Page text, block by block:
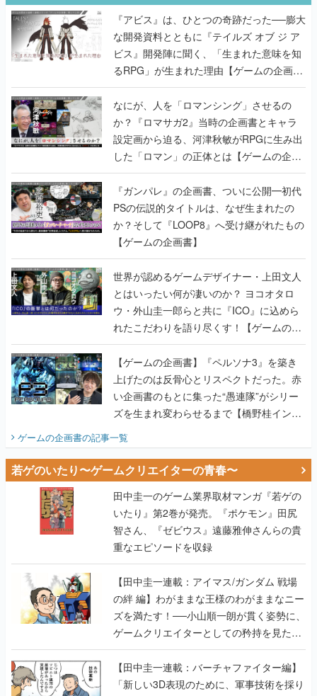
『アビス』は、ひとつの奇跡だった──膨大
な開発資料とともに『テイルズ オブ ジ ア
ビス』開発陣に聞く、「生まれた意味を知
るRPG」が生まれた理由【ゲームの企画
書】
なにが、人を「ロマンシング」させるの
か？『ロマサガ2』当時の企画書とキャラ
設定画から迫る、河津秋敏がRPGに生み出
した「ロマン」の正体とは【ゲームの企画
書】
『ガンパレ』の企画書、ついに公開━初代
PSの伝説的タイトルは、なぜ生まれたの
か？そして『LOOP8』へ受け継がれたもの
【ゲームの企画書】
世界が認めるゲームデザイナー・上田文人
とはいったい何が凄いのか？ ヨコオタロ
ウ・外山圭一郎らと共に『ICO』に込めら
れたこだわりを語り尽くす！【ゲームの企
画書】
【ゲームの企画書】『ペルソナ3』を築き
上げたのは反骨心とリスペクトだった。赤
い企画書のもとに集った“愚連隊”がシリー
ズを生まれ変わらせるまで【橋野桂インタ
ビュー】
ゲームの企画書の記事一覧
若ゲのいたり〜ゲームクリエイターの青春〜
田中圭一のゲーム業界取材マンガ『若ゲの
いたり』第2巻が発売。『ポケモン』田尻
智さん、『ゼビウス』遠藤雅伸さんらの貴
重なエピソードを収録
【田中圭一連載：アイマス/ガンダム 戦場
の絆 編】わがままな王様のわがままなニー
ズを満たす！──小山順一朗が貫く姿勢に、
ゲームクリエイターとしての矜持を見た
【若ゲのいたり最終回】
【田中圭一連載：バーチャファイター編】
「新しい3D表現のために、軍事技術を採り